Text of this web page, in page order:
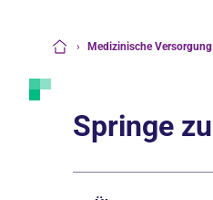
› Medizinische Versorgung
Springe zu